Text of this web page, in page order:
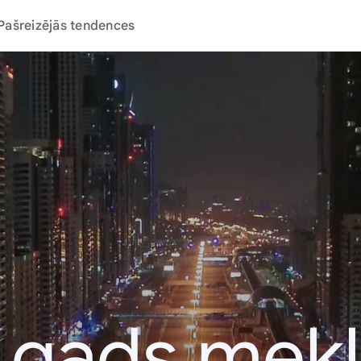
tendences